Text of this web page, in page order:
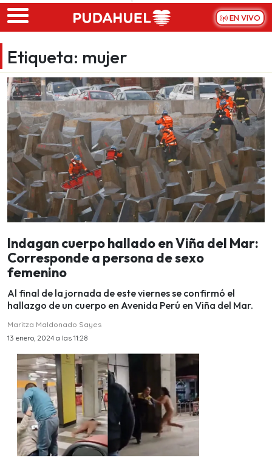
Skip to main content
EN VIVO
Etiqueta: mujer
Indagan cuerpo hallado en Viña del Mar:
Corresponde a persona de sexo
femenino
Al final de la jornada de este viernes se confirmó el
hallazgo de un cuerpo en Avenida Perú en Viña del Mar.
Maritza Maldonado Sayes
13 enero, 2024 a las 11:28